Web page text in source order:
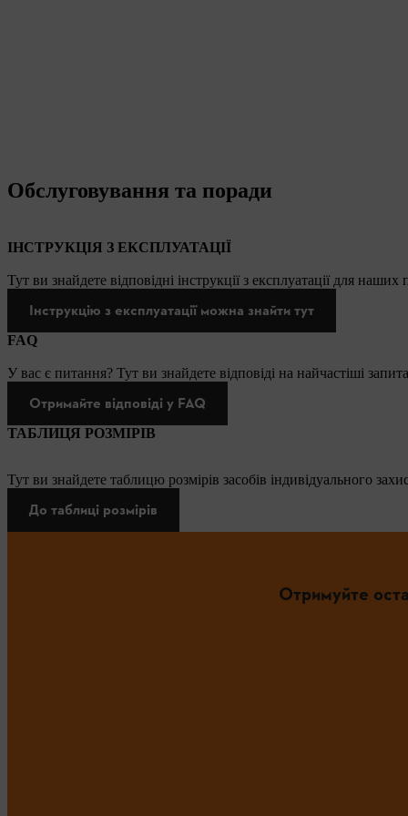
Обслуговування та поради
ІНСТРУКЦІЯ З ЕКСПЛУАТАЦІЇ
Тут ви знайдете відповідні інструкції з експлуатації для
Інструкцію з експлуатації можна знайти тут
FAQ
У вас є питання? Тут ви знайдете відповіді на найчастіші
Отримайте відповіді у FAQ
ТАБЛИЦЯ РОЗМІРІВ
Тут ви знайдете таблицю розмірів засобів індивідуального
До таблиці розмірів
Отримуйте